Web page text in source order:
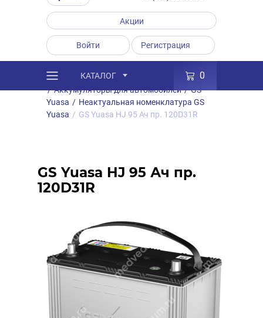
Акции
Войти Регистрация
КАТАЛОГ 0
Каталог / Товары
Аккумуляторы
/ Аккумуляторы для автомобилей / GS
Yuasa / Неактуальная номенклатура GS
Yuasa / GS Yuasa HJ 95 Ач пр. 120D31R
GS Yuasa HJ 95 Ач пр.
120D31R